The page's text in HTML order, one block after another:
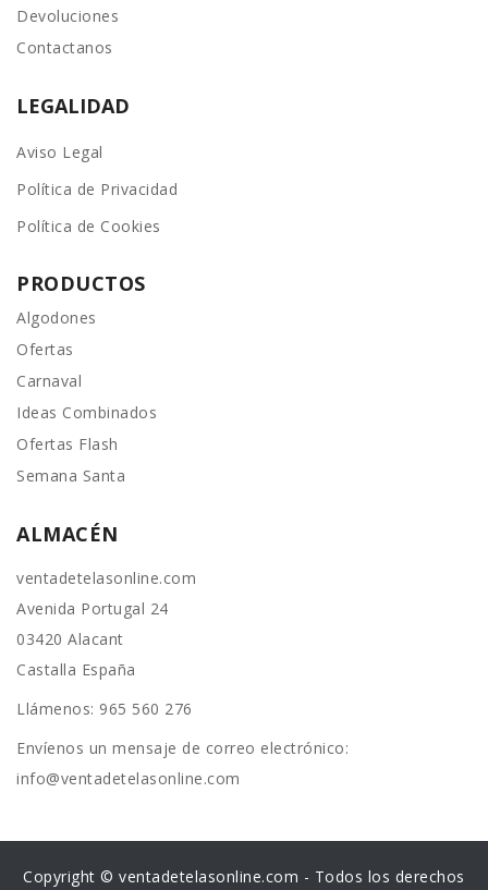
Devoluciones
Contactanos
LEGALIDAD
Aviso Legal
Política de Privacidad
Política de Cookies
PRODUCTOS
Algodones
Ofertas
Carnaval
Ideas Combinados
Ofertas Flash
Semana Santa
ALMACÉN
ventadetelasonline.com
Avenida Portugal 24
03420 Alacant
Castalla España
Llámenos: 965 560 276
Envíenos un mensaje de correo electrónico:
info@ventadetelasonline.com
Copyright © ventadetelasonline.com - Todos los derechos